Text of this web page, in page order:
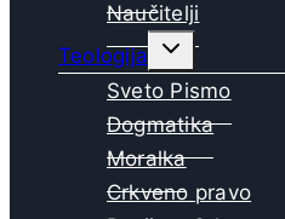
Naučitelji
Teologija
Toggle
child
menu
Sveto Pismo
Dogmatika
Moralka
Crkveno pravo